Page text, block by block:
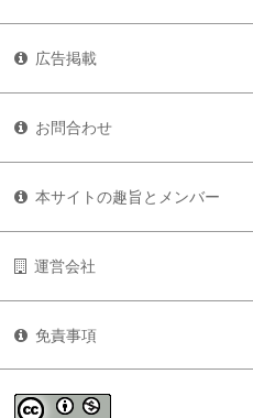
広告掲載
お問合わせ
本サイトの趣旨とメンバー
運営会社
免責事項